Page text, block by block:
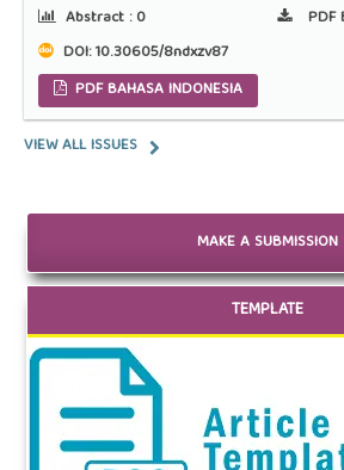
Abstract :0 PDF
DOI:10.30605/8ndxzv87
PDF BAHASA INDONESIA
VIEW ALL ISSUES
MAKE A SUBMISSION
TEMPLATE